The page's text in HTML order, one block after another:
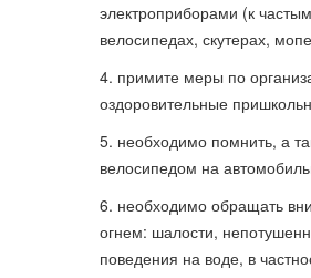
электроприборами (к
велосипедах, скутерах,
4. примите меры по
оздоровительные
5. необходимо помнить, а
велосипедом на
6. необходимо обращать
огнем: шалости,
поведения на воде, в